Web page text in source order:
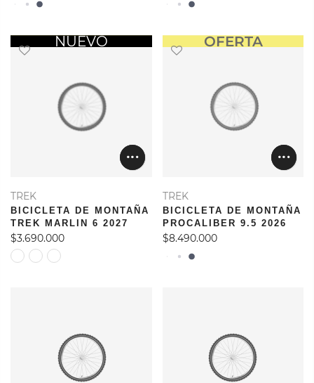
OFERTA
NUEVO
TREK
BICICLETA DE MONTAÑA
TREK MARLIN 6 2027
$3.690.000
OFERTA
TREK
BICICLETA DE MONTAÑA
PROCALIBER 9.5 2026
$8.490.000